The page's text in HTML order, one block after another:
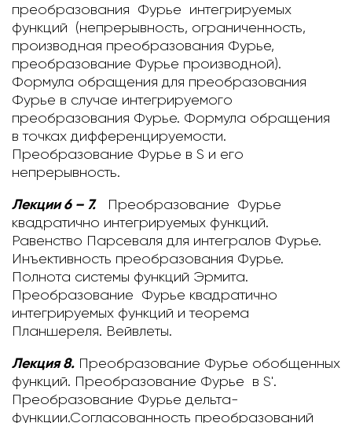
преобразования Фурье интегрируемых
функций (непрерывность, ограниченность,
производная преобразования Фурье,
преобразование Фурье производной).
Формула обращения для преобразования
Фурье в случае интегрируемого
преобразования Фурье. Формула обращения
в точках дифференцируемости.
Преобразование Фурье в S и его
непрерывность.
Лекции 6 – 7.
Преобразование Фурье
квадратично интегрируемых функций.
Равенство Парсеваля для интегралов Фурье.
Инъективность преобразования Фурье.
Полнота системы функций Эрмита.
Преобразование Фурье квадратично
интегрируемых функций и теорема
Планшереля. Вейвлеты.
Лекция 8. Преобразование Фурье обобщенных
функций. Преобразование Фурье в S'.
Преобразование Фурье дельта-
функции.Согласованность преобразований